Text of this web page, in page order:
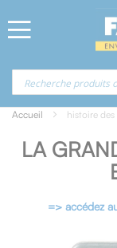
au
contenu
Accueil histoire
LA
=> accédez